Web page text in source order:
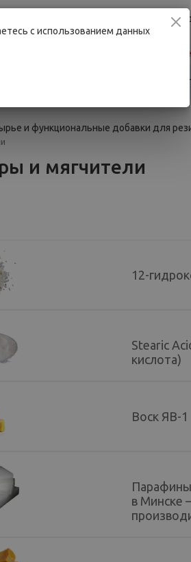
Пн. – Пт.: с 8:30
и функциональные добавки для
и мягчители
12-
Stearic
кислота)
Воск ЯВ-1
в Минске
с использованием данных